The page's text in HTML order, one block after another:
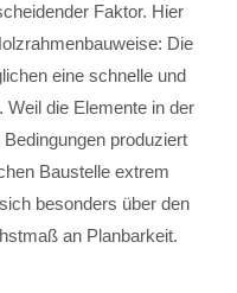
Faktor. Hier
Die
eine schnelle und
Weil die Elemente in der
produziert
Baustelle extrem
besonders über den
an Planbarkeit.